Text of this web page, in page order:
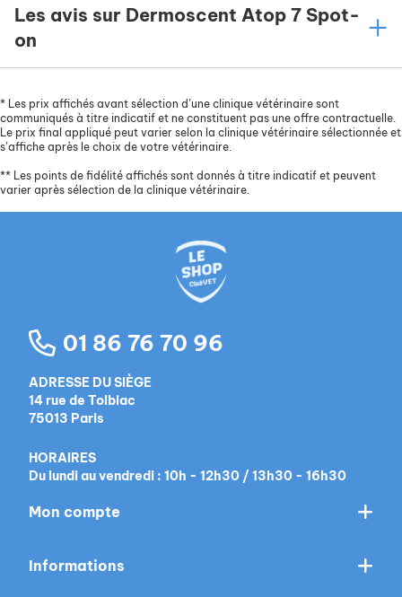
Les avis sur Dermoscent Atop 7 Spot-
on
* Les prix affichés avant sélection d’une clinique vétérinaire sont
communiqués à titre indicatif et ne constituent pas une offre contractuelle.
Le prix final appliqué peut varier selon la clinique vétérinaire sélectionnée et
s’affiche après le choix de votre vétérinaire.
** Les points de fidélité affichés sont donnés à titre indicatif et peuvent
varier après sélection de la clinique vétérinaire.
01 86 76 70 96
ADRESSE DU SIÈGE
14 rue de Tolbiac
75013 Paris
HORAIRES
Du lundi au vendredi : 10h - 12h30 / 13h30 - 16h30
Mon compte
Informations